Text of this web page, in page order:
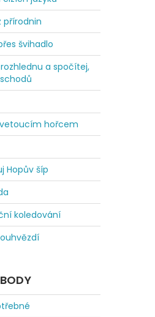
přírodnin
švihadlo
a spočítej,
hořcem
Hopův šíp
koledování